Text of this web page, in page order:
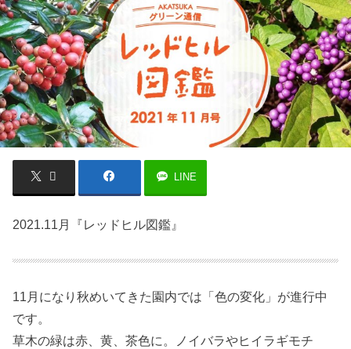
LINE
2021.11月『レッドヒル図鑑』
11月になり秋めいてきた園内では「色の変化」が進行中
です。
草木の緑は赤、黄、茶色に。ノイバラやヒイラギモチ